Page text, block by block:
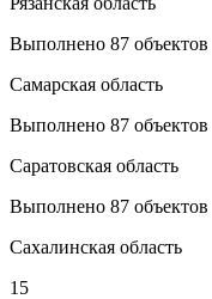
Выполнено 87 объектов
Самарская область
Выполнено 87 объектов
Саратовская область
Выполнено 87 объектов
Сахалинская область
15